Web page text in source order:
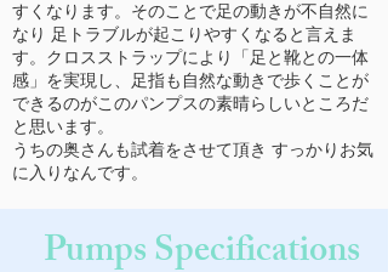
すくなります。そのことで足の動きが不自然に
なり 足トラブルが起こりやすくなると言えま
す。クロスストラップにより「足と靴との一体
感」を実現し、足指も自然な動きで歩くことが
できるのがこのパンプスの素晴らしいところだ
と思います。
うちの奥さんも試着をさせて頂き すっかりお気
に入りなんです。
Pumps Specifications